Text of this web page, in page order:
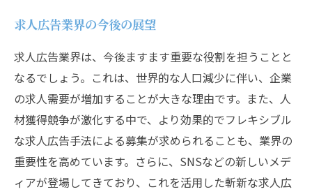
求人広告業界の今後の展望
求人広告業界は、今後ますます重要な役割を担うことと
なるでしょう。これは、世界的な人口減少に伴い、企業
の求人需要が増加することが大きな理由です。また、人
材獲得競争が激化する中で、より効果的でフレキシブル
な求人広告手法による募集が求められることも、業界の
重要性を高めています。さらに、SNSなどの新しいメデ
ィアが登場してきており、これを活用した斬新な求人広